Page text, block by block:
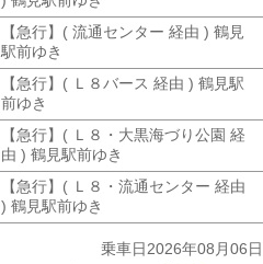
【急行】( 流通センター 経由 ) 鶴見
駅前ゆき
【急行】( Ｌ８バース 経由 ) 鶴見駅
前ゆき
【急行】( Ｌ８・大黒海づり公園 経
由 ) 鶴見駅前ゆき
【急行】( Ｌ８・流通センター 経由
) 鶴見駅前ゆき
乗車日2026年08月06日